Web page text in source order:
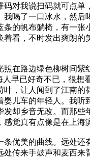
对我说扫码就可点
喝了一口冰水，然
的帆布躺椅，有一
看，不时发出爽朗
在路边绿色柳树间
早已好奇不已，很
，让人闻到了江南
儿车的年轻人。我
却乡音无改。而那
觉真有点像是在上海
优美的曲线。远处
传来手鼓声和麦西